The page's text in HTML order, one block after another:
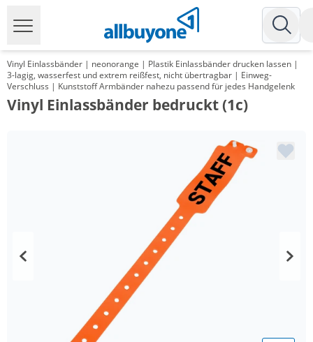
Vinyl Einlassbänder | neonorange | Plastik Einlassbänder drucken lassen |
3-lagig, wasserfest und extrem reißfest, nicht übertragbar | Einweg-
Verschluss | Kunststoff Armbänder nahezu passend für jedes Handgelenk
Vinyl Einlassbänder bedruckt (1c)
48,20 € *
34,75 €
ab 60 Pack